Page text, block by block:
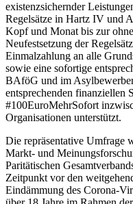
existenzsichernder
Regelsätze in Hartz IV und
Kopf und Monat bis zur
Neufestsetzung der
Einmalzahlung an alle
sowie eine sofortige
BAföG und im
entsprechenden
#100EuroMehrSofort
Organisationen unterstützt.
Die repräsentative Umfrage
Markt- und
Paritätischen
Zeitpunkt vor den
Eindämmung des Corona-